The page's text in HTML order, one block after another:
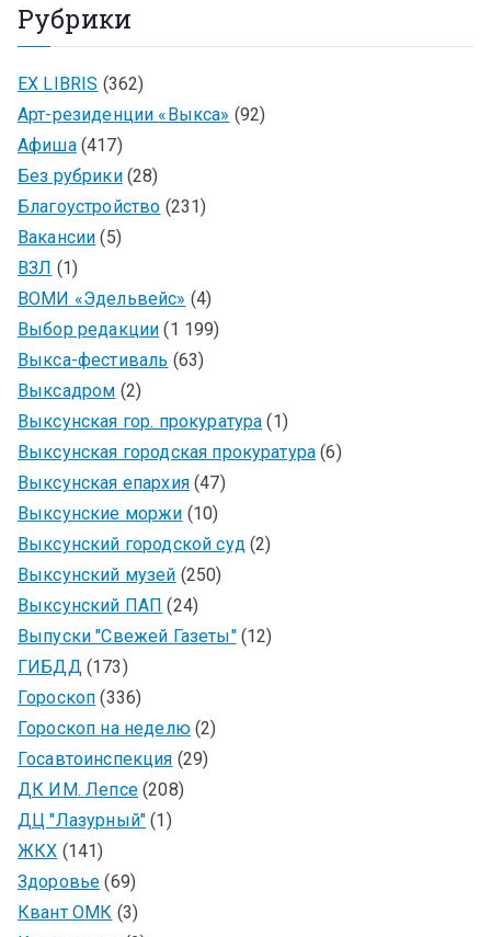
Рубрики
EX LIBRIS (362)
Арт-резиденции «Выкса» (92)
Афиша(417)
Без рубрики(28)
Благоустройство (231)
Вакансии (5)
ВЗЛ (1)
ВОМИ «Эдельвейс» (4)
Выбор редакции (1 199)
Выкса-фестиваль (63)
Выксадром (2)
Выксунская гор. прокуратура (1)
Выксунская городская прокуратура (6)
Выксунская епархия(47)
Выксунские моржи (10)
Выксунский городской суд (2)
Выксунский музей (250)
Выксунский ПАП (24)
Выпуски "Свежей Газеты"(12)
ГИБДД (173)
Гороскоп (336)
Гороскоп на неделю(2)
Госавтоинспекция (29)
ДК ИМ. Лепсе(208)
ДЦ "Лазурный" (1)
ЖКХ (141)
Здоровье (69)
Квант ОМК (3)